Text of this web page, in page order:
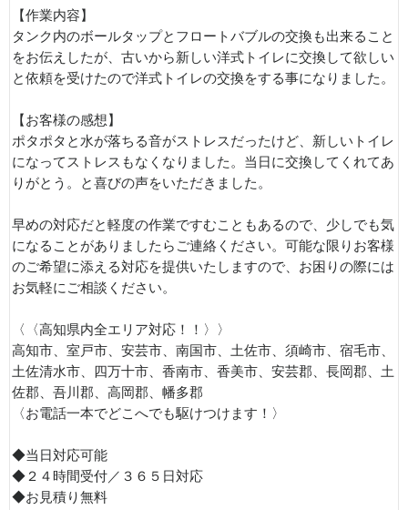
【作業内容】
タンク内のボールタップとフロートバブルの交換も出来ること
をお伝えしたが、古いから新しい洋式トイレに交換して欲しい
と依頼を受けたので洋式トイレの交換をする事になりました。
【お客様の感想】
ポタポタと水が落ちる音がストレスだったけど、新しいトイレ
になってストレスもなくなりました。当日に交換してくれてあ
りがとう。と喜びの声をいただきました。
早めの対応だと軽度の作業ですむこともあるので、少しでも気
になることがありましたらご連絡ください。可能な限りお客様
のご希望に添える対応を提供いたしますので、お困りの際には
お気軽にご相談ください。
〈〈高知県内全エリア対応！！〉〉
高知市、室戸市、安芸市、南国市、土佐市、須崎市、宿毛市、
土佐清水市、四万十市、香南市、香美市、安芸郡、長岡郡、土
佐郡、吾川郡、高岡郡、幡多郡
〈お電話一本でどこへでも駆けつけます！〉
◆当日対応可能
◆２４時間受付／３６５日対応
◆お見積り無料